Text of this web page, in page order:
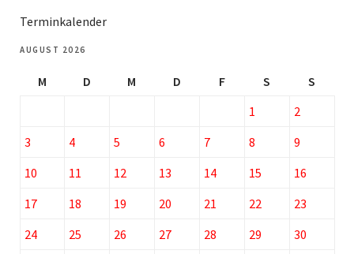
Terminkalender
AUGUST 2026
M D M D F S
S
1
2
3
4 5 6 7 8
9
10
11 12 13 14 15
16
17
18 19 20 21 22
23
24
25 26 27 28 29
30